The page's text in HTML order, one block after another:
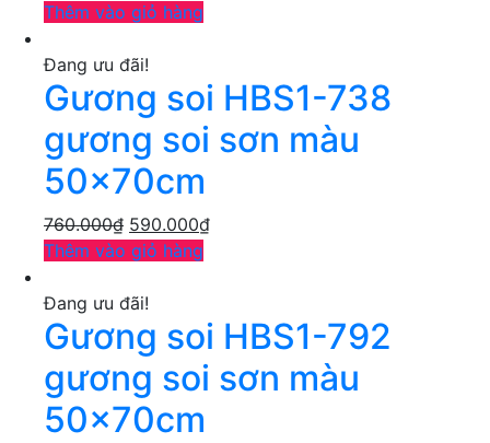
Thêm vào giỏ hàng
Đang ưu đãi!
Gương soi HBS1-738
gương soi sơn màu
50x70cm
760.000₫ 590.000₫
Thêm vào giỏ hàng
Đang ưu đãi!
Gương soi HBS1-792
gương soi sơn màu
50x70cm